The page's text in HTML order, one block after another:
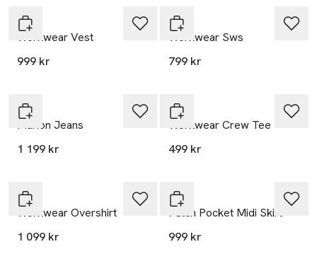
Lee
Workwear Vest
999 kr
Lee
Workwear Sws
799 kr
Lee
Marion Jeans
1 199 kr
Lee
Workwear Crew Tee
499 kr
Lee
Workwear Overshirt
1 099 kr
Lee
Patch Pocket Midi Skirt
999 kr